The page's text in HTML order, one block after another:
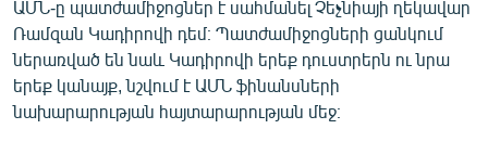
ԱՐԽԻՎ
ՏԵՍԱՆՅՈՒԹԵՐ
ԲԱՆԱՎԵՃ
ԱՄՆ-ը պատժամիջոցներ է սահմանել Չեչնիայի ղեկավար
Ռամզան Կադիրովի դեմ։ Պատժամիջոցների ցանկում
ներառված են նաև Կադիրովի երեք դուստրերն ու նրա
երեք կանայք, նշվում է ԱՄՆ ֆինանսների
նախարարության հայտարարության մեջ։